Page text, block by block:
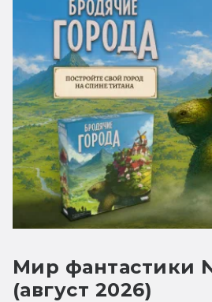
Мир фантастики
(август 2026)